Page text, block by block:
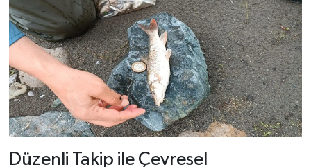
Düzenli Takip ile Çevresel